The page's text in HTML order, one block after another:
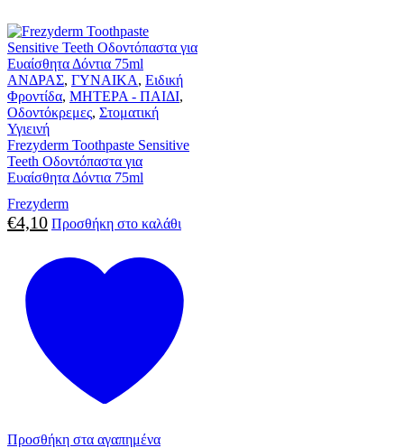
ΑΝΔΡΑΣ, ΓΥΝΑΙΚΑ, Ειδική
Φροντίδα, ΜΗΤΕΡΑ - ΠΑΙΔΙ,
Οδοντόκρεμες, Στοματική
Υγιεινή
Frezyderm Toothpaste Sensitive
Teeth Οδοντόπαστα για
Ευαίσθητα Δόντια 75ml
Frezyderm
€4,10 Προσθήκη στο καλάθι
Προσθήκη στα αγαπημένα